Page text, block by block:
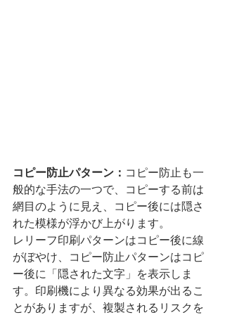
コピー防止パターン： コピー防止も一
般的な手法の一つで、コピーする前は
網目のように見え、コピー後には隠さ
れた模様が浮かび上がります。
レリーフ印刷パターンはコピー後に線
がぼやけ、コピー防止パターンはコピ
ー後に「隠された文字」を表示しま
す。印刷機により異なる効果が出るこ
とがありますが、複製されるリスクを